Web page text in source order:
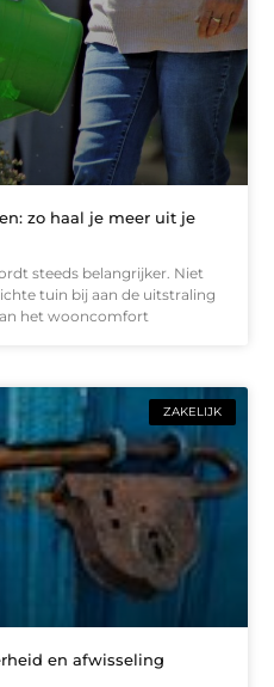
zo haal je meer uit je
steeds belangrijker. Niet
tuin bij aan de uitstraling
het wooncomfort
ZAKELIJK
en afwisseling